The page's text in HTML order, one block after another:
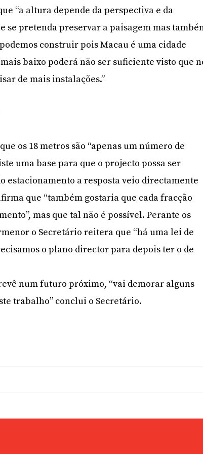
“a altura depende da perspectiva e da
se pretenda preservar a paisagem mas
construir pois Macau é uma cidade
baixo poderá não ser suficiente visto que
de mais instalações.”
os 18 metros são “apenas um número de
uma base para que o projecto possa ser
estacionamento a resposta veio directamente
que “também gostaria que cada fracção
mas que tal não é possível. Perante os
o Secretário reitera que “há uma lei de
o plano director para depois ter o de
num futuro próximo, “vai demorar alguns
trabalho” conclui o Secretário.